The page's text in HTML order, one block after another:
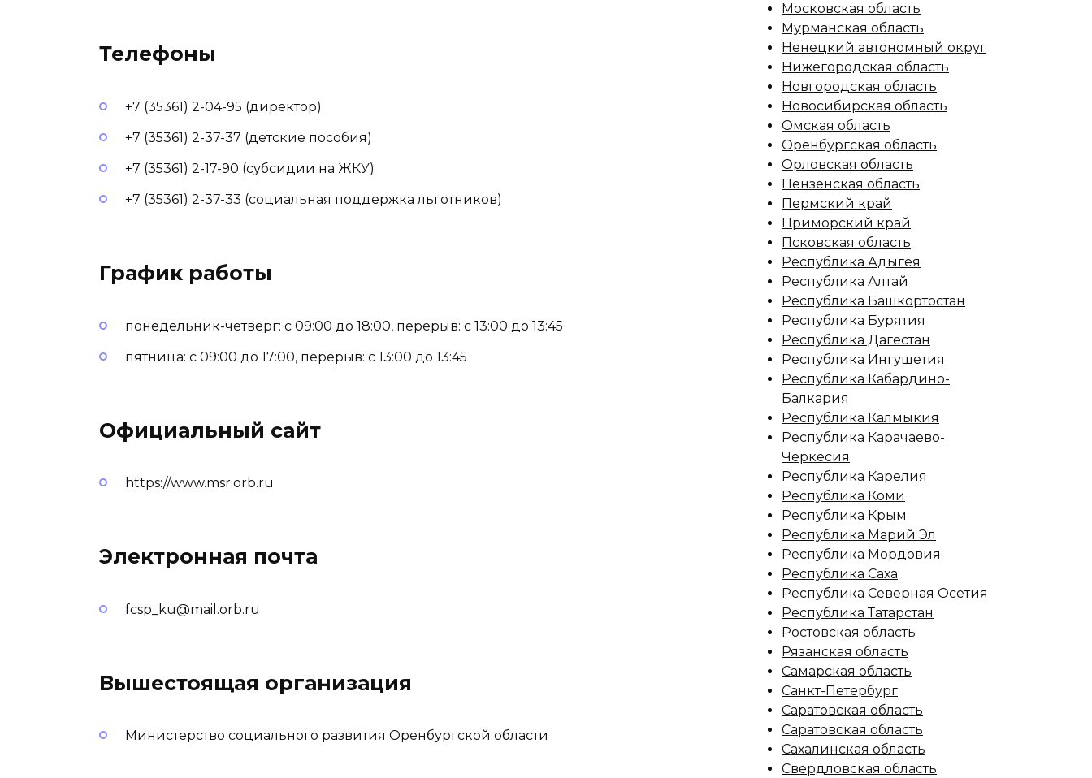
Телефоны
+7 (35361) 2-04-95 (директор)
+7 (35361) 2-37-37 (детские пособия)
+7 (35361) 2-17-90 (субсидии на ЖКУ)
+7 (35361) 2-37-33 (социальная поддержка льготников)
График работы
понедельник-четверг: с 09:00 до 18:00, перерыв: с 13:00 до 13:45
пятница: с 09:00 до 17:00, перерыв: с 13:00 до 13:45
Официальный сайт
https://www.msr.orb.ru
Электронная почта
fcsp_ku@mail.orb.ru
Вышестоящая организация
Министерство социального развития Оренбургской области
Московская область
Мурманская область
Ненецкий автономный округ
Нижегородская область
Новгородская область
Новосибирская область
Омская область
Оренбургская область
Орловская область
Пензенская область
Пермский край
Приморский край
Псковская область
Республика Адыгея
Республика Алтай
Республика Башкортостан
Республика Бурятия
Республика Дагестан
Республика Ингушетия
Республика Кабардино-
Балкария
Республика Калмыкия
Республика Карачаево-
Черкесия
Республика Карелия
Республика Коми
Республика Крым
Республика Марий Эл
Республика Мордовия
Республика Саха
Республика Северная Осетия
Республика Татарстан
Ростовская область
Рязанская область
Самарская область
Санкт-Петербург
Саратовская область
Саратовская область
Сахалинская область
Свердловская область